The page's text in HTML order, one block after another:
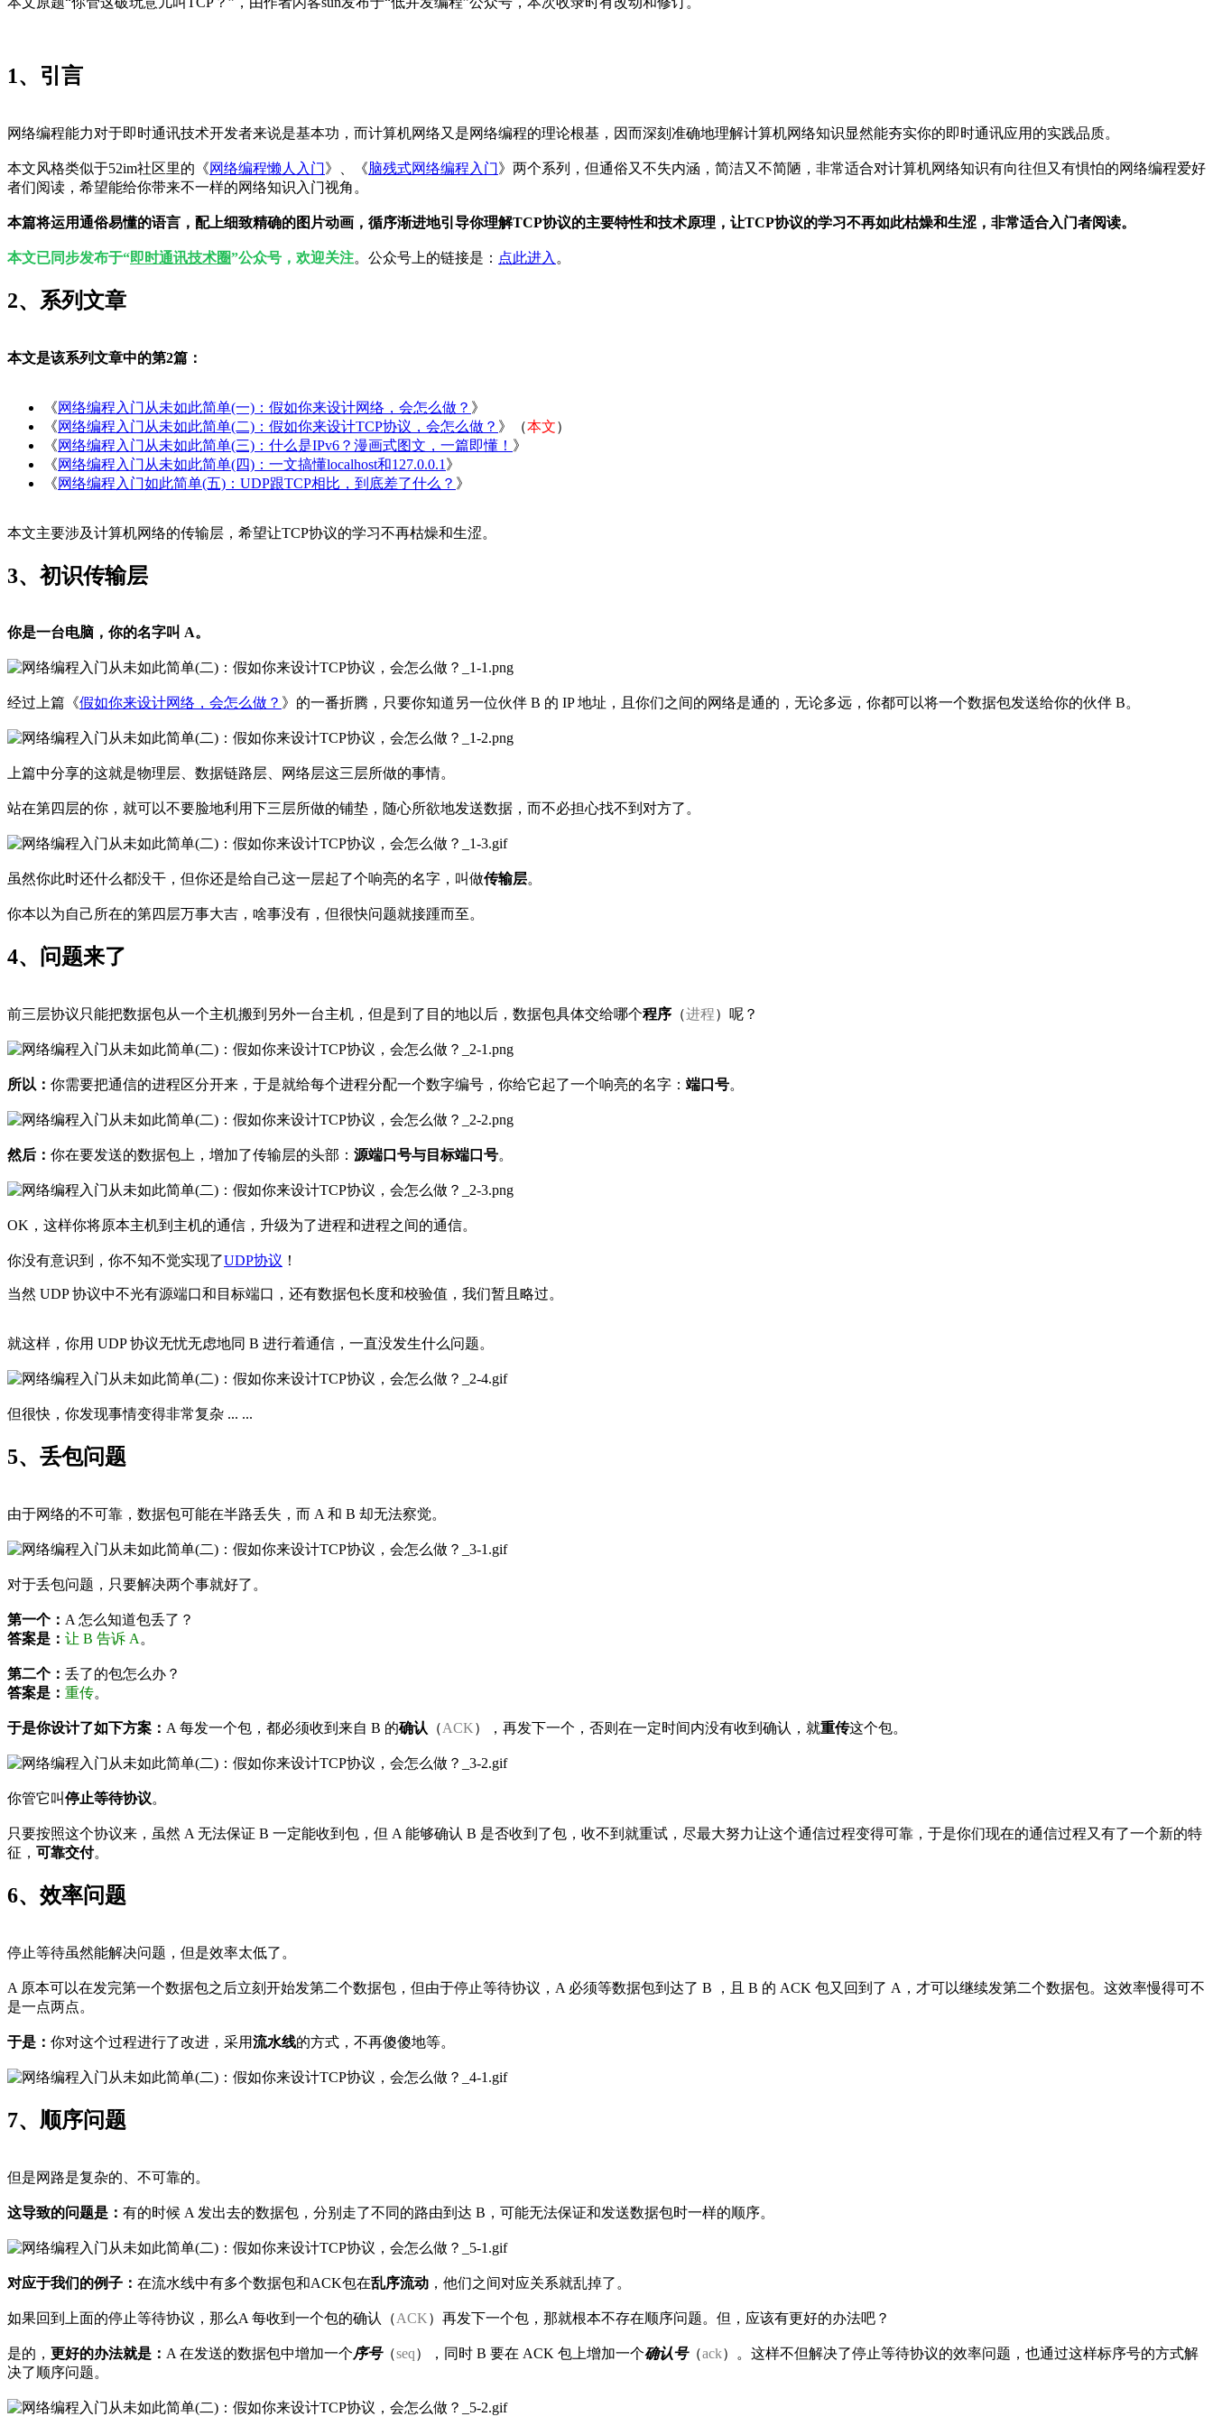
1、引言
网络编程能力对于即时通讯技术开发者来说是基本功，而计算机网络又是网络编程的理论根基，因而深刻准确地理解计算机网络知识显然能夯实你的即时通讯应用的实践品质。
本文风格类似于52im社区里的《网络编程懒人入门》、《脑残式网络编程入门》两个系列，但通俗又不失内涵，简洁又不简陋，非常适合对计算机网络知识有向往但又有惧怕的网络编程爱好
者们阅读，希望能给你带来不一样的网络知识入门视角。
本篇将运用通俗易懂的语言，配上细致精确的图片动画，循序渐进地引导你理解TCP协议的主要特性和技术原理，让TCP协议的学习不再如此枯燥和生涩，非常适合入门者阅读。
本文已同步发布于“即时通讯技术圈”公众号，欢迎关注。公众号上的链接是： 点此进入 。
2、系列文章
本文是该系列文章中的第2篇：
《网络编程入门从未如此简单(一)：假如你来设计网络，会怎么做？ 》
《网络编程入门从未如此简单(二)：假如你来设计TCP协议，会怎么做？ 》（本文）
《网络编程入门从未如此简单(三)：什么是IPv6？漫画式图文，一篇即懂！ 》
《网络编程入门从未如此简单(四)：一文搞懂localhost和127.0.0.1 》
《网络编程入门如此简单(五)：UDP跟TCP相比，到底差了什么？ 》
本文主要涉及计算机网络的传输层，希望让TCP协议的学习不再枯燥和生涩。
3、初识传输层
你是一台电脑，你的名字叫 A。
经过上篇《假如你来设计网络，会怎么做？ 》的一番折腾，只要你知道另一位伙伴 B 的 IP 地址，且你们之间的网络是通的，无论多远，你都可以将一个数据包发送给你的伙伴 B。
上篇中分享的这就是物理层、数据链路层、网络层这三层所做的事情。
站在第四层的你，就可以不要脸地利用下三层所做的铺垫，随心所欲地发送数据，而不必担心找不到对方了。
虽然你此时还什么都没干，但你还是给自己这一层起了个响亮的名字，叫做传输层。
你本以为自己所在的第四层万事大吉，啥事没有，但很快问题就接踵而至。
4、问题来了
前三层协议只能把数据包从一个主机搬到另外一台主机，但是到了目的地以后，数据包具体交给哪个程序 （进程）呢？
所以： 你需要把通信的进程区分开来，于是就给每个进程分配一个数字编号，你给它起了一个响亮的名字： 端口号。
然后： 你在要发送的数据包上，增加了传输层的头部： 源端口号与目标端口号。
OK，这样你将原本主机到主机的通信，升级为了进程和进程之间的通信。
你没有意识到，你不知不觉实现了UDP协议 ！
当然 UDP 协议中不光有源端口和目标端口，还有数据包长度和校验值，我们暂且略过。
就这样，你用 UDP 协议无忧无虑地同 B 进行着通信，一直没发生什么问题。
但很快，你发现事情变得非常复杂 ... ...
5、丢包问题
由于网络的不可靠，数据包可能在半路丢失，而 A 和 B 却无法察觉。
对于丢包问题，只要解决两个事就好了。
第一个： A 怎么知道包丢了？
答案是： 让 B 告诉 A 。
第二个： 丢了的包怎么办？
答案是： 重传。
于是你设计了如下方案： A 每发一个包，都必须收到来自 B 的确认 （ACK），再发下一个，否则在一定时间内没有收到确认，就重传这个包。
你管它叫停止等待协议。
只要按照这个协议来，虽然 A 无法保证 B 一定能收到包，但 A 能够确认 B 是否收到了包，收不到就重试，尽最大努力让这个通信过程变得可靠，于是你们现在的通信过程又有了一个新的特
征， 可靠交付。
6、效率问题
停止等待虽然能解决问题，但是效率太低了。
A 原本可以在发完第一个数据包之后立刻开始发第二个数据包，但由于停止等待协议，A 必须等数据包到达了 B ，且 B 的 ACK 包又回到了 A，才可以继续发第二个数据包。这效率慢得可不
是一点两点。
于是： 你对这个过程进行了改进，采用流水线的方式，不再傻傻地等。
7、顺序问题
但是网路是复杂的、不可靠的。
这导致的问题是： 有的时候 A 发出去的数据包，分别走了不同的路由到达 B，可能无法保证和发送数据包时一样的顺序。
对应于我们的例子： 在流水线中有多个数据包和ACK包在乱序流动 ，他们之间对应关系就乱掉了。
如果回到上面的停止等待协议，那么A 每收到一个包的确认（ACK）再发下一个包，那就根本不存在顺序问题。但，应该有更好的办法吧？
是的， 更好的办法就是： A 在发送的数据包中增加一个序号（seq），同时 B 要在 ACK 包上增加一个确认号（ack）。这样不但解决了停止等待协议的效率问题，也通过这样标序号的方式解
决了顺序问题。